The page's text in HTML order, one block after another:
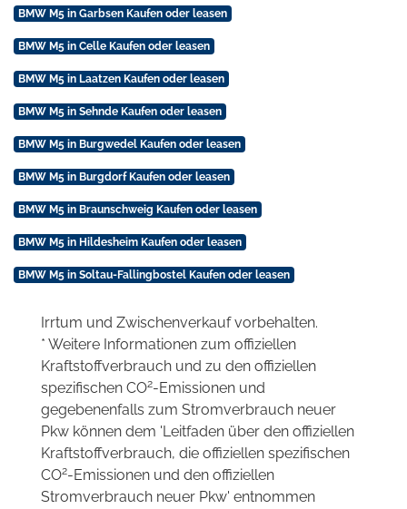
BMW M5 in Garbsen Kaufen oder leasen
BMW M5 in Celle Kaufen oder leasen
BMW M5 in Laatzen Kaufen oder leasen
BMW M5 in Sehnde Kaufen oder leasen
BMW M5 in Burgwedel Kaufen oder leasen
BMW M5 in Burgdorf Kaufen oder leasen
BMW M5 in Braunschweig Kaufen oder leasen
BMW M5 in Hildesheim Kaufen oder leasen
BMW M5 in Soltau-Fallingbostel Kaufen oder leasen
Irrtum und Zwischenverkauf vorbehalten.
* Weitere Informationen zum offiziellen
Kraftstoffverbrauch und zu den offiziellen
spezifischen CO2-Emissionen und
gegebenenfalls zum Stromverbrauch neuer
Pkw können dem 'Leitfaden über den offiziellen
Kraftstoffverbrauch, die offiziellen spezifischen
CO2-Emissionen und den offiziellen
Stromverbrauch neuer Pkw' entnommen